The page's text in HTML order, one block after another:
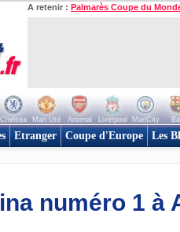
A retenir : Palmarès Coupe du
Chelsea Man Utd Arsenal Liverpool ManCity
Etranger Coupe d'Europe Les
numéro 1 à